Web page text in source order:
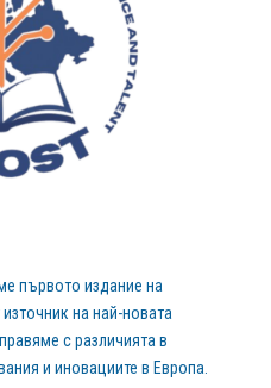
първото издание на
на най-новата
с различията в
и иновациите в Европа.